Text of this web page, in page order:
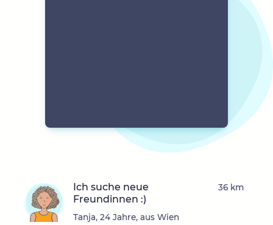
Ich suche neue
Freundinnen :)
Tanja, 24 Jahre, aus Wien
36 km